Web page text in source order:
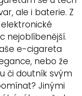
ale i baterie. Z
nejoblíbenější.
e-cigareta
nebo že
či doutník svým
Jinými